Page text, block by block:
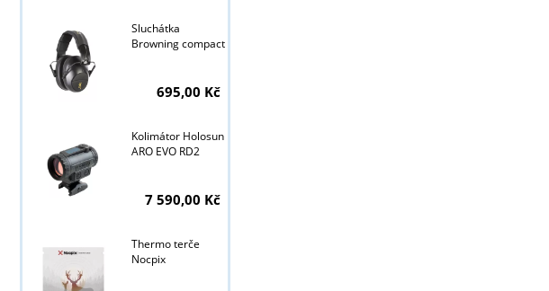
Sluchátka
Browning compact
695,00 Kč
Kolimátor Holosun
ARO EVO RD2
7 590,00 Kč
Thermo terče
Nocpix